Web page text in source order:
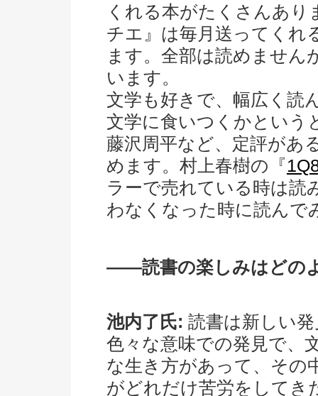
くれる本がたくさんあり
チエ』は毎月送ってくれ
ます。全部は読めません
います。
文学も好きで、幅広く読
文学に食いつくかという
藤沢周平など、定評があ
めます。村上春樹の『
ラーで売れている時は読
わなくなった時に読んで
――読書の楽しみはどの
池内了氏: 読書は新しい
色々な意味での発見で、
な生き方があって、その
がどれだけ苦労をしてき